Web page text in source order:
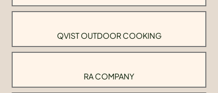
QVIST OUTDOOR COOKING
RA COMPANY